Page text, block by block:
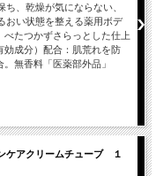
、乾燥が気にならない、
おい状態を整える薬用ボデ
べたつかずさらっとした仕上
効成分）配合：肌荒れを防
。無香料「医薬部外品」
アクリームチューブ １